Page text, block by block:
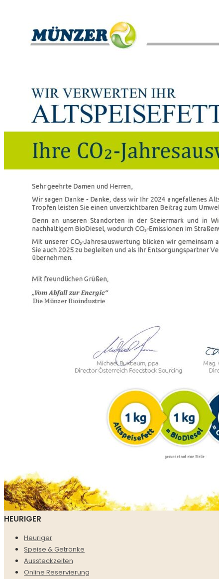
HEURIGER
Heuriger
Speise & Getränke
Aussteckzeiten
Online Reservierung